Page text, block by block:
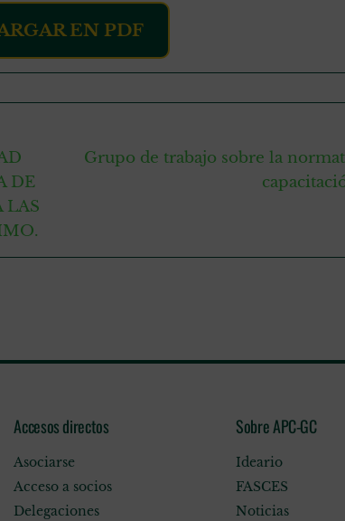
EN PDF
DE
LAS
Grupo de trabajo sobre la
Accesos directos
Asociarse
Acceso a socios
Delegaciones
Sobre APC-GC
Ideario
FASCES
Noticias